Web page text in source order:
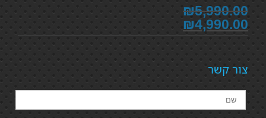
₪5,990.00
₪4,990.00
צור קשר